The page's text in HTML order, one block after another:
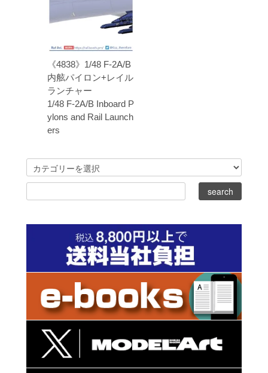
《4838》1/48 F-2A/B
内舷パイロン+レイル
ランチャー
1/48 F-2A/B Inboard P
ylons and Rail Launch
ers